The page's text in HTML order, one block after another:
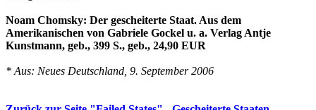
Noam Chomsky: Der gescheiterte Staat. Aus dem
Amerikanischen von Gabriele Gockel u. a. Verlag Antje
Kunstmann, geb., 399 S., geb., 24,90 EUR
* Aus: Neues Deutschland, 9. September 2006